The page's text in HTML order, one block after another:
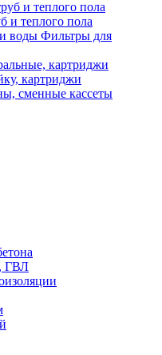
и теплого пола
Фильтры для
картриджи
картриджи
сменные кассеты
ГВЛ